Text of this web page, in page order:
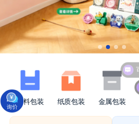
塑料包装 纸质包装 金属包装